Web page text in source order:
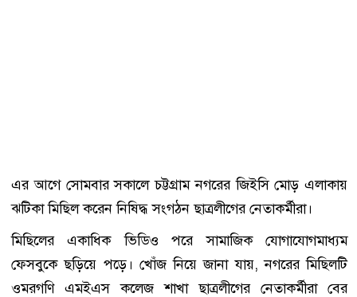
এর আগে সোমবার সকালে চট্টগ্রাম নগরের জিইসি মোড় এলাকায়
ঝটিকা মিছিল করেন নিষিদ্ধ সংগঠন ছাত্রলীগের নেতাকর্মীরা।
মিছিলের একাধিক ভিডিও পরে সামাজিক যোগাযোগমাধ্যম
ফেসবুকে ছড়িয়ে পড়ে। খোঁজ নিয়ে জানা যায়, নগরের মিছিলটি
ওমরগণি এমইএস কলেজ শাখা ছাত্রলীগের নেতাকর্মীরা বের